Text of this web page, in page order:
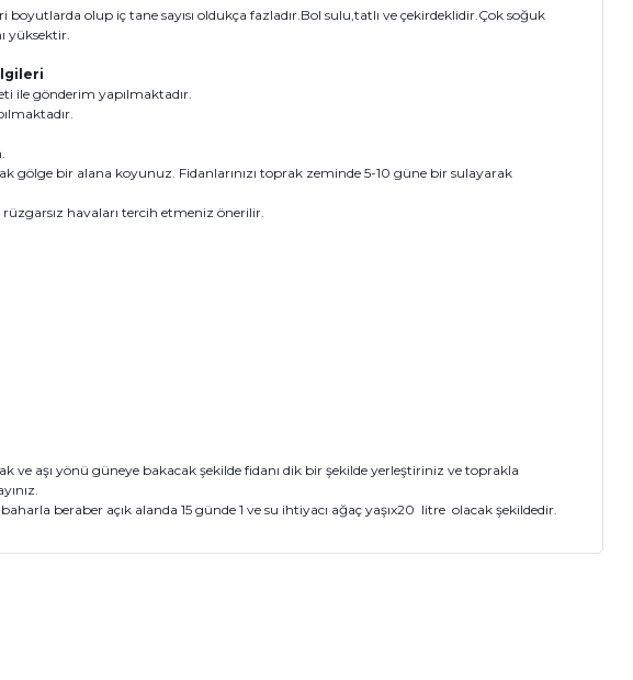
olup iç tane sayısı oldukça fazladır.Bol sulu,tatlı ve çekirdeklidir.Çok soğuk
yüksektir.
ile gönderim yapılmaktadır.
gölge bir alana koyunuz. Fidanlarınızı toprak zeminde 5-10 güne bir sulayarak
havaları tercih etmeniz önerilir.
aşı yönü güneye bakacak şekilde fidanı dik bir şekilde yerleştiriniz ve toprakla
beraber açık alanda 15 günde 1 ve su ihtiyacı ağaç yaşıx20 litre olacak şekildedir.